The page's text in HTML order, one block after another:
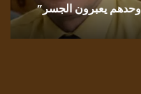
الشايب غانم